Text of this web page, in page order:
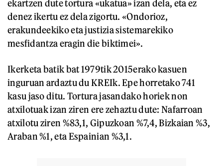
ekartzen dute tortura «ukatua» izan dela, eta ez
denez ikertu ez dela zigortu. «Ondorioz,
erakundeekiko eta justizia sistemarekiko
mesfidantza eragin die biktimei».
Ikerketa batik bat 1979tik 2015erako kasuen
inguruan ardaztu du KREIk. Epe horretako 741
kasu jaso ditu. Tortura jasandako horiek non
atxilotuak izan ziren ere zehaztu dute: Nafarroan
atxilotu ziren %83,1, Gipuzkoan %7,4, Bizkaian %3,
Araban %1, eta Espainian %3,1.